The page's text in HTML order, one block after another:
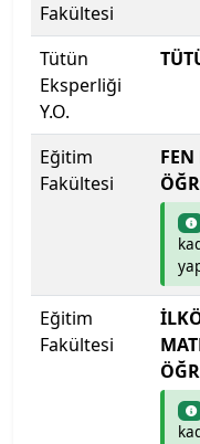
İhsan
İnönü
İskenderun
İstanbul 29
İstanbul Arel
İstanbul Atlas
İstanbul Aydın
Fakültesi
Tütün
Eksperliği
Y.O.
Eğitim
Fakültesi
Eğitim
Fakültesi